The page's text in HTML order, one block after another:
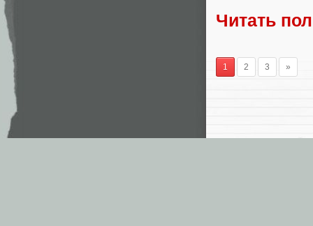
Читать
1 2 3 »